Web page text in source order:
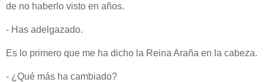
de no haberlo visto en años.
- Has adelgazado.
Es lo primero que me ha dicho la Reina Araña en la cabeza.
- ¿Qué más ha cambiado?